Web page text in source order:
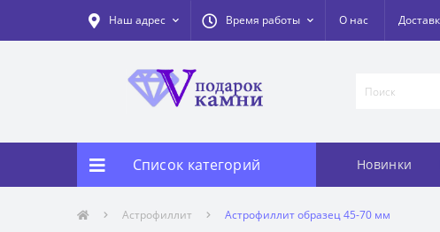
Наш адрес Время работы О нас
Список категорий Новинки
Астрофиллит Астрофиллит образец 45-70 мм